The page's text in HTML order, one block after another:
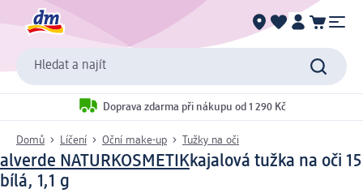
Hledat a najít
Doprava zdarma při nákupu od 1 290 Kč
Domů Líčení Oční make-up Tužky na oči
alverde NATURKOSMETIKkajalová tužka na oči 15
bílá, 1,1 g